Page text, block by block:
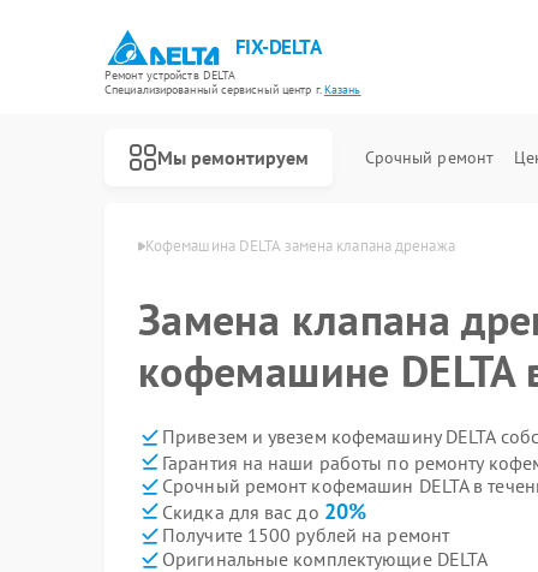
FIX-DELTA
Ремонт устройств DELTA
Специализированный cервисный центр г.Казань
Мы ремонтируем Срочный ремонт
Кофемашина DELTA замена клапана дренажа
Замена клапана
кофемашине DELTA
Привезем и увезем кофемашину DELTA
Гарантия на наши работы по ремонту
Срочный ремонт кофемашин DELTA в
Скидка для вас до 20%
Получите 1500 рублей на ремонт
Оригинальные комплектующие DELTA